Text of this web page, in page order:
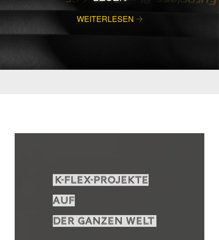
WEITERLESEN
K-FLEX-PROJEKTE
AUF
DER GANZEN WELT